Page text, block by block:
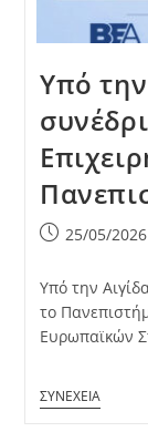
Υπό
Post25/05/2026
Υπό την
το
Ευρωπαϊκών